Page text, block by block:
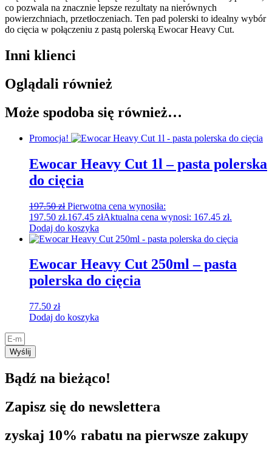
co pozwala na znacznie lepsze rezultaty na nierównych
powierzchniach, przetłoczeniach. Ten pad polerski to idealny wybór
do cięcia w połączeniu z pastą polerską Ewocar Heavy Cut.
Inni klienci
Oglądali również
Może spodoba się również…
Promocja!
Ewocar Heavy Cut 1l – pasta polerska
do cięcia
197.50zł Pierwotna cena wynosiła:
197.50 zł.167.45 złAktualna cena wynosi: 167.45 zł.
Dodaj do koszyka
Ewocar Heavy Cut 250ml – pasta
polerska do cięcia
77.50 zł
Dodaj do koszyka
Wyślij
Bądź na bieżąco!
Zapisz się do newslettera
zyskaj 10% rabatu na pierwsze zakupy